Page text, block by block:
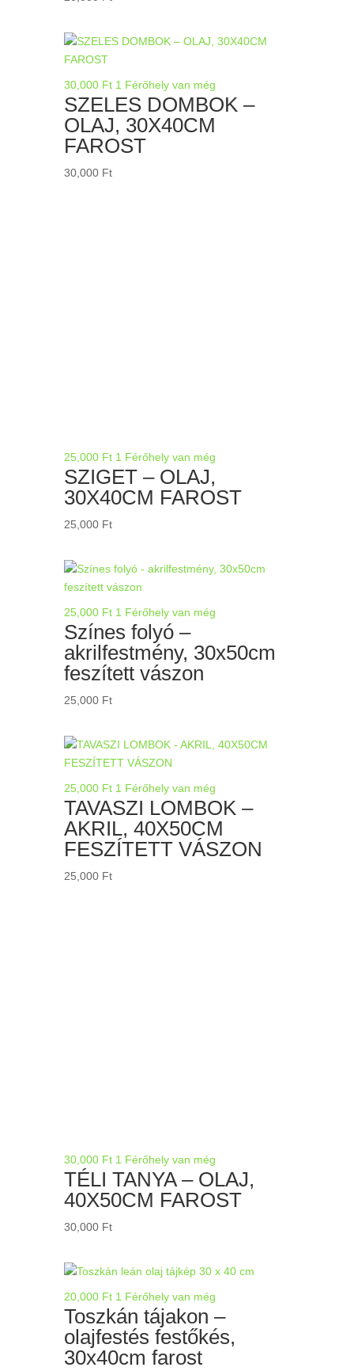
30,000 Ft 1 Férőhely van még
SZELES DOMBOK –
OLAJ, 30X40CM
FAROST
30,000 Ft
25,000 Ft 1 Férőhely van még
SZIGET – OLAJ,
30X40CM FAROST
25,000 Ft
25,000 Ft 1 Férőhely van még
Színes folyó –
akrilfestmény, 30x50cm
feszített vászon
25,000 Ft
25,000 Ft 1 Férőhely van még
TAVASZI LOMBOK –
AKRIL, 40X50CM
FESZÍTETT VÁSZON
25,000 Ft
30,000 Ft 1 Férőhely van még
TÉLI TANYA – OLAJ,
40X50CM FAROST
30,000 Ft
20,000 Ft 1 Férőhely van még
Toszkán tájakon –
olajfestés festőkés,
30x40cm farost